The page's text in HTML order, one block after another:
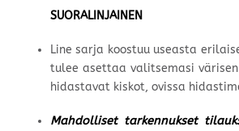
SUORALINJAINEN
Line sarja koostuu useasta
tulee asettaa valitsemasi
hidastavat kiskot, ovissa
Mahdolliset tarkennukset